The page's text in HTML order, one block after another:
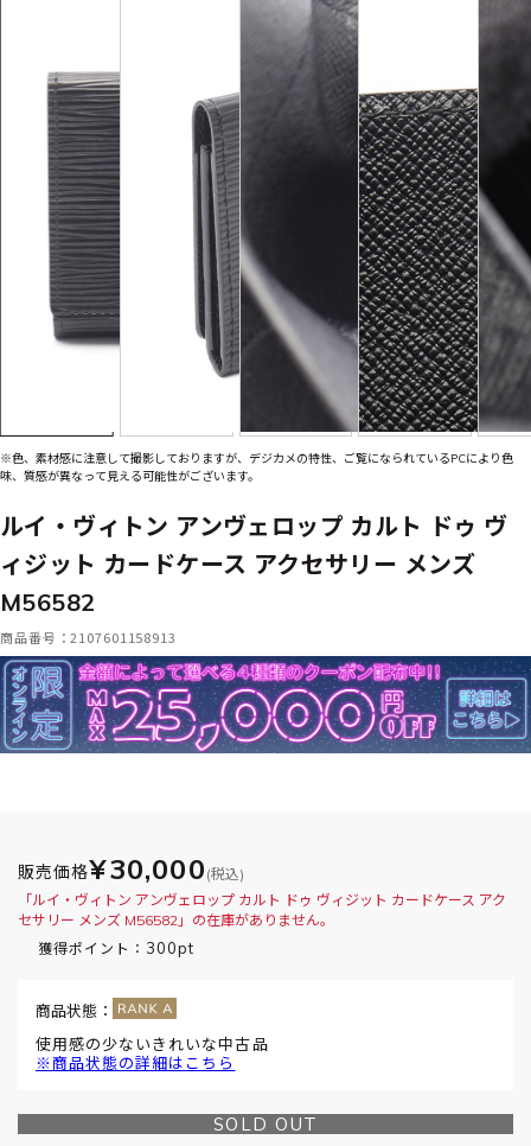
SOLD OUT
※色、素材感に注意して撮影しておりますが、デジカメの特性、ご覧になられているPCにより色
味、質感が異なって見える可能性がございます。
ルイ・ヴィトン アンヴェロップ カルト ドゥ ヴ
ィジット カードケース アクセサリー メンズ
M56582
商品番号：2107601158913
販売価格¥30,000 (税込)
「ルイ・ヴィトン アンヴェロップ カルト ドゥ ヴィジット カードケース アク
セサリー メンズ M56582」の在庫がありません。
獲得ポイント： 300pt
商品状態：
使用感の少ないきれいな中古品
※商品状態の詳細はこちら
SOLD OUT